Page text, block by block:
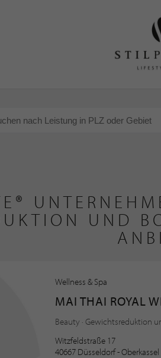
UND
Wellness & Spa
MAI THAI ROYAL
Beauty · Gewichtsreduktion
Witzfeldstraße 17
40667 Düsseldorf - Oberkassel